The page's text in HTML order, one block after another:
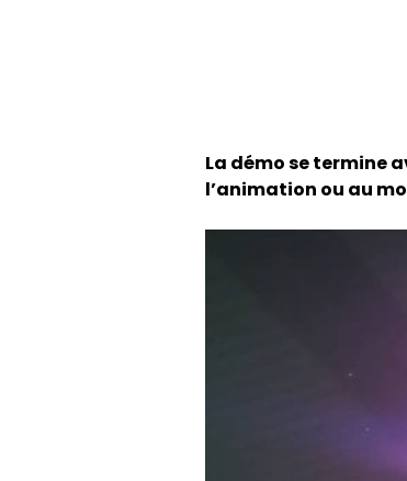
La démo se termine
l’animation ou au